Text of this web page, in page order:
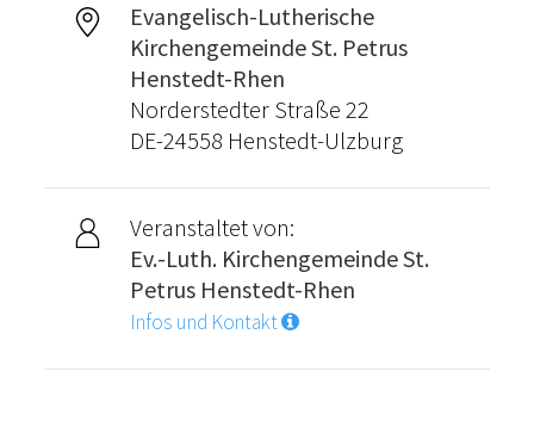
Evangelisch-Lutherische
Kirchengemeinde St. Petrus
Henstedt-Rhen
Norderstedter Straße 22
DE-24558 Henstedt-Ulzburg
Veranstaltet von:
Ev.-Luth. Kirchengemeinde St.
Petrus Henstedt-Rhen
Infos und Kontakt